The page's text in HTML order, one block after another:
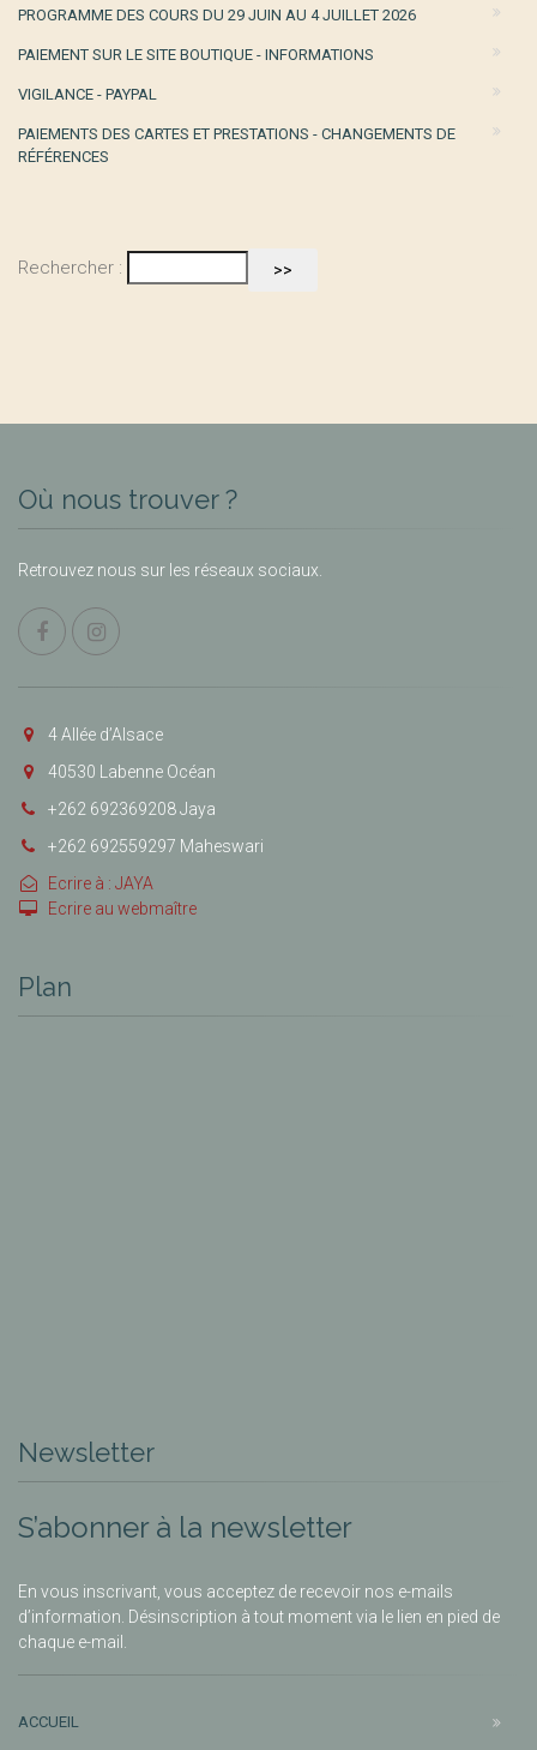
PROGRAMME DES COURS DU 29 JUIN AU 4 JUILLET 2026
PAIEMENT SUR LE SITE BOUTIQUE - INFORMATIONS
VIGILANCE - PAYPAL
PAIEMENTS DES CARTES ET PRESTATIONS - CHANGEMENTS DE
RÉFÉRENCES
Rechercher :
Où nous trouver ?
Retrouvez nous sur les réseaux sociaux.
4 Allée d’Alsace
40530 Labenne Océan
+262 692369208 Jaya
+262 692559297 Maheswari
Ecrire à : JAYA
Ecrire au webmaître
Plan
Newsletter
S’abonner à la newsletter
En vous inscrivant, vous acceptez de recevoir nos e-mails
d’information. Désinscription à tout moment via le lien en pied de
chaque e-mail.
ACCUEIL